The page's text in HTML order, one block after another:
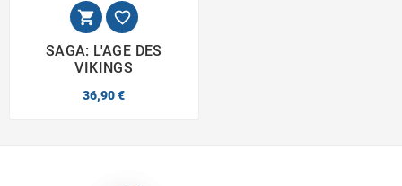
 
SAGA: L'AGE DES
VIKINGS
36,90 €